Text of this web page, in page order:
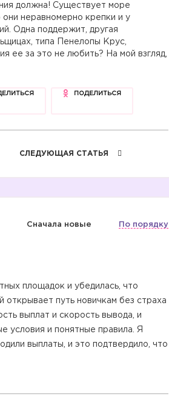
должна! Существует море
неравномерно крепки и у
Одна поддержит, другая
типа Пенелопы Крус,
ее за это не любить? На мой взгляд,
ПОДЕЛИТЬСЯ
СЛЕДУЮЩАЯ СТАТЬЯ
Сначала новые По порядку
площадок и убедилась, что
открывает путь новичкам без страха
выплат и скорость вывода, и
условия и понятные правила. Я
выплаты, и это подтвердило, что